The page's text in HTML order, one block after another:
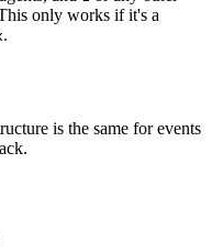
only works if it's a
.
is the same for events